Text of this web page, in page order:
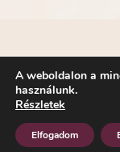
© Finda Ékszer
A weboldalon a
használunk.
Részletek
Elfogadom